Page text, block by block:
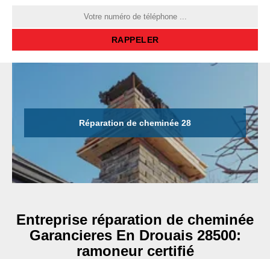
Réparation de cheminée 28
Entreprise réparation de cheminée
Garancieres En Drouais 28500:
ramoneur certifié